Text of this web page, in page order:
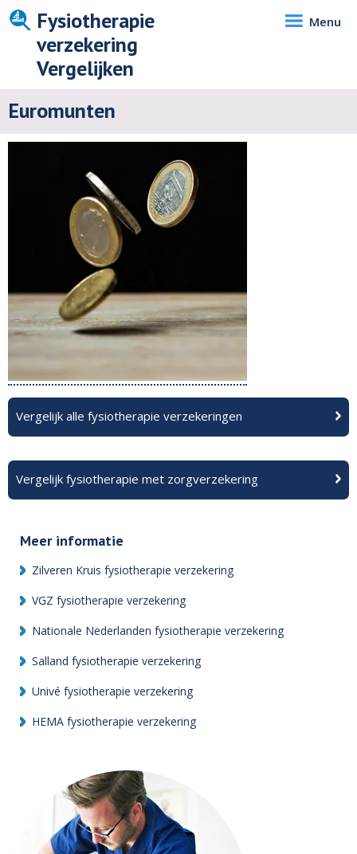
Fysiotherapie
verzekering
Vergelijken
Menu
Euromunten
Vergelijk alle fysiotherapie verzekeringen
Vergelijk fysiotherapie met zorgverzekering
Meer informatie
Zilveren Kruis fysiotherapie verzekering
VGZ fysiotherapie verzekering
Nationale Nederlanden fysiotherapie verzekering
Salland fysiotherapie verzekering
Univé fysiotherapie verzekering
HEMA fysiotherapie verzekering